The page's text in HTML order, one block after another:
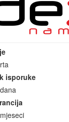
isporuke